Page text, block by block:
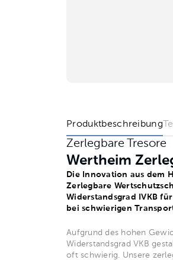
Produktbeschreibung
Zerlegbare Tresore
Wertheim
Die Innovation aus dem
Zerlegbare
Widerstandsgrad IVKB
bei schwierigen
Aufgrund des hohen
Widerstandsgrad VKB
oft schwierig. Unsere